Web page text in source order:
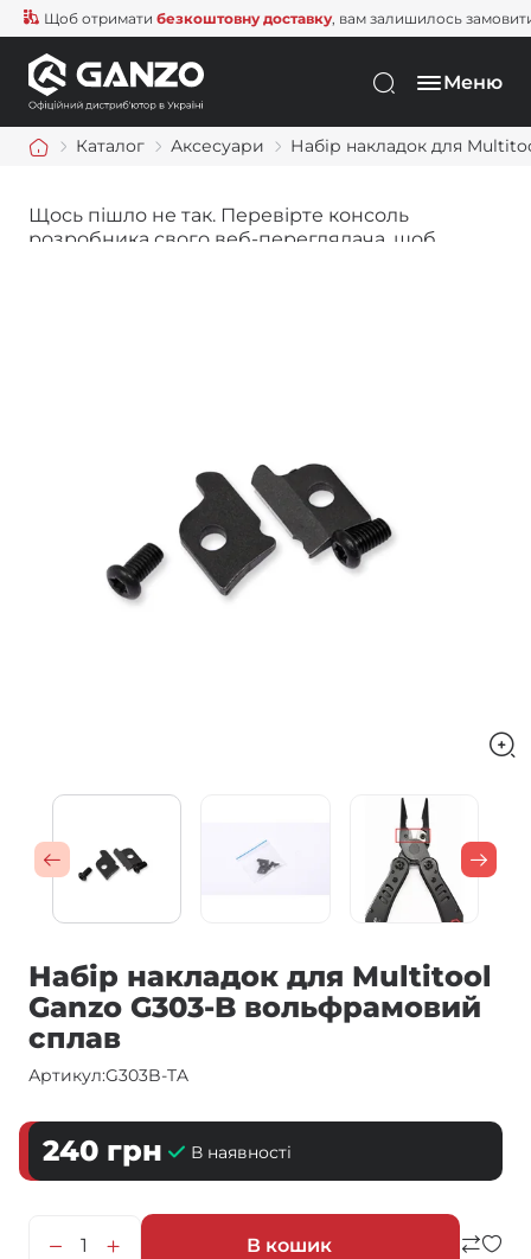
Щоб отриматибезкоштовну доставку, вам залишилось замовити ще
Меню
Каталог Аксесуари Набір накладок для
Щось пішло не так. Перевірте консоль
розробника свого веб-переглядача, щоб
Набір накладок для Multitool
Ganzo G303-B вольфрамовий
сплав
Артикул:G303B-TA
240 грн В наявності
В кошик